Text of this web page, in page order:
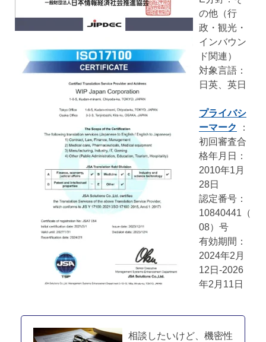
の他（行
政・観光・
インバウン
ド関連）
対象言語：
日英、英日
プライバシ
ーマーク
：
初回審査合
格年月日：
2010年1月
28日
認定番号：
10840441（
08）号
有効期間：
2024年2月
12日-2026
年2月11日
相談したいけど、機密性